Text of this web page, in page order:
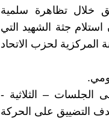
خلال تظاهرة سلمية
استلام جثة الشهيد التي
لحزب الاتحاد
الجلسات – الثلاثية -
وايران, بهدف التضييق على الحركة